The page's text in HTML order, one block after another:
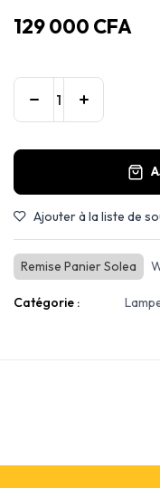
129 000 CFA
Ajouter à la liste de
Remise Panier Solea
Catégorie :